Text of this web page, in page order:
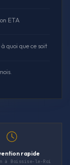
ETA
quoi que ce soit
rapide
à Boissise-le-Roi